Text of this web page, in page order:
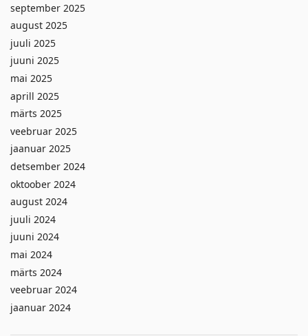
september 2025
august 2025
juuli 2025
juuni 2025
mai 2025
aprill 2025
märts 2025
veebruar 2025
jaanuar 2025
detsember 2024
oktoober 2024
august 2024
juuli 2024
juuni 2024
mai 2024
märts 2024
veebruar 2024
jaanuar 2024